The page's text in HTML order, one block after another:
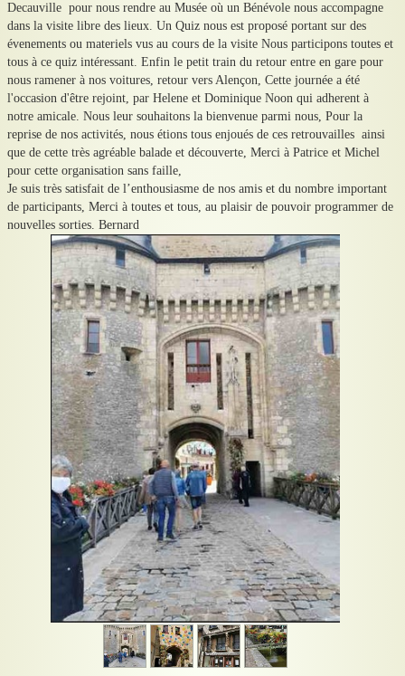
Decauville pour nous rendre au Musée où un Bénévole nous accompagne
dans la visite libre des lieux. Un Quiz nous est proposé portant sur des
évenements ou materiels vus au cours de la visite Nous participons toutes et
tous à ce quiz intéressant. Enfin le petit train du retour entre en gare pour
nous ramener à nos voitures, retour vers Alençon, Cette journée a été
l'occasion d'être rejoint, par Helene et Dominique Noon qui adherent à
notre amicale. Nous leur souhaitons la bienvenue parmi nous, Pour la
reprise de nos activités, nous étions tous enjoués de ces retrouvailles ainsi
que de cette très agréable balade et découverte, Merci à Patrice et Michel
pour cette organisation sans faille,
Je suis très satisfait de l’enthousiasme de nos amis et du nombre important
de participants, Merci à toutes et tous, au plaisir de pouvoir programmer de
nouvelles sorties. Bernard